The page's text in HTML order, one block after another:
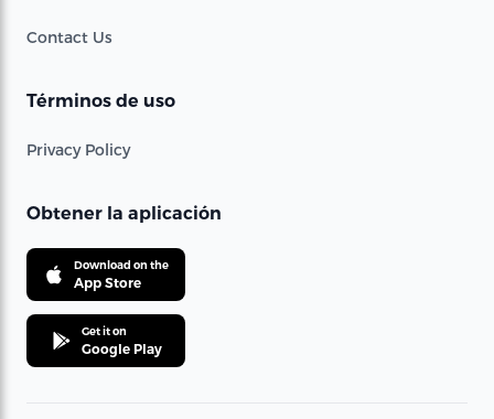
Contact Us
Términos de uso
Privacy Policy
Obtener la aplicación
Download on the
App Store
Get it on
Google Play